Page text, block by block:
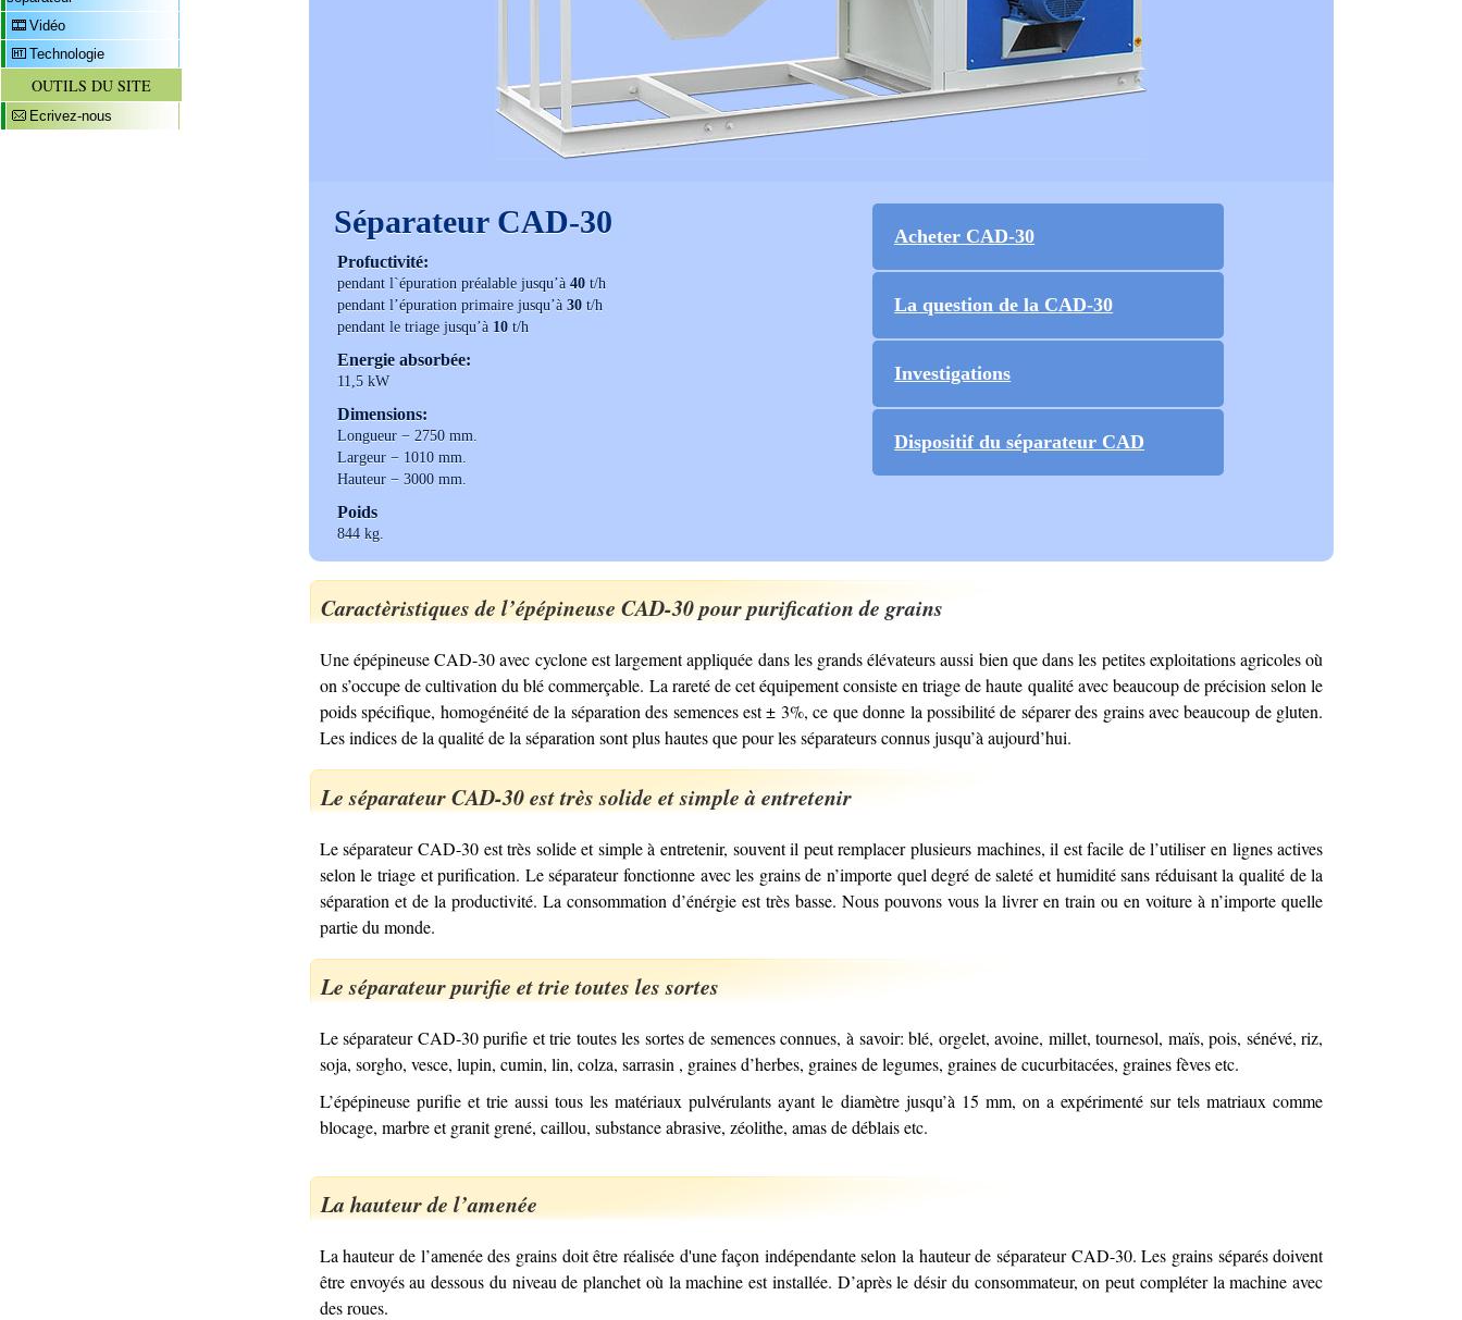
Vidéo
Technologie
OUTILS DU SITE
Ecrivez-nous
Séparateur CAD-30
Profuctivité:
pendant l`épuration préalable jusqu’à 40 t/h
pendant l’épuration primaire jusqu’à 30 t/h
pendant le triage jusqu’à 10 t/h
Energie absorbée:
11,5 kW
Dimensions:
Longueur − 2750 mm.
Largeur − 1010 mm.
Hauteur − 3000 mm.
Poids
844 kg.
Acheter CAD-30
La question de la CAD-30
Investigations
Dispositif du séparateur CAD
Caractèristiques de l’épépineuse CAD-30 pour purification de grains
Une épépineuse CAD-30 avec cyclone est largement appliquée dans les grands élévateurs aussi bien que dans les petites exploitations agricoles où
on s’occupe de cultivation du blé commerçable. La rareté de cet équipement consiste en triage de haute qualité avec beaucoup de précision selon le
poids spécifique, homogénéité de la séparation des semences est ± 3%, ce que donne la possibilité de séparer des grains avec beaucoup de gluten.
Les indices de la qualité de la séparation sont plus hautes que pour les séparateurs connus jusqu’à aujourd’hui.
Le séparateur CAD-30 est très solide et simple à entretenir
Le séparateur CAD-30 est très solide et simple à entretenir, souvent il peut remplacer plusieurs machines, il est facile de l’utiliser en lignes actives
selon le triage et purification. Le séparateur fonctionne avec les grains de n’importe quel degré de saleté et humidité sans réduisant la qualité de la
séparation et de la productivité. La consommation d’énérgie est très basse. Nous pouvons vous la livrer en train ou en voiture à n’importe quelle
partie du monde.
Le séparateur purifie et trie toutes les sortes
Le séparateur CAD-30 purifie et trie toutes les sortes de semences connues, à savoir: blé, orgelet, avoine, millet, tournesol, maïs, pois, sénévé, riz,
soja, sorgho, vesce, lupin, cumin, lin, colza, sarrasin , graines d’herbes, graines de legumes, graines de cucurbitacées, graines fèves etc.
L’épépineuse purifie et trie aussi tous les matériaux pulvérulants ayant le diamètre jusqu’à 15 mm, on a expérimenté sur tels matriaux comme
blocage, marbre et granit grené, caillou, substance abrasive, zéolithe, amas de déblais etc.
La hauteur de l’amenée
La hauteur de l’amenée des grains doit être réalisée d'une façon indépendante selon la hauteur de séparateur CAD-30. Les grains séparés doivent
être envoyés au dessous du niveau de planchet où la machine est installée. D’après le désir du consommateur, on peut compléter la machine avec
des roues.